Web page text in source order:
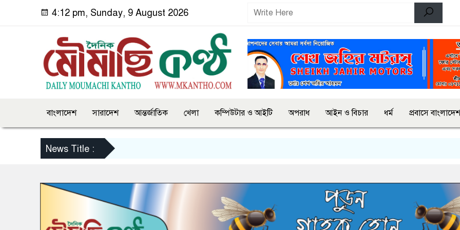
4:12 pm, Sunday, 9 August 2026
বাংলাদেশ সারাদেশ আন্তর্জাতিক খেলা কম্পিউটার ও আইটি অপরাধ আইন ও বিচার ধর্ম প্রবাসে বাংলাদেশ
News Title :